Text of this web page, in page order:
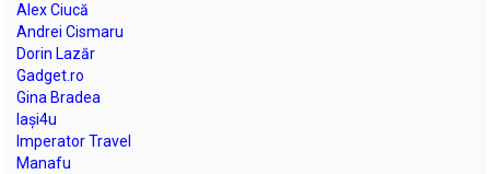
Alex Ciucă
Andrei Cismaru
Dorin Lazăr
Gadget.ro
Gina Bradea
Iași4u
Imperator Travel
Manafu